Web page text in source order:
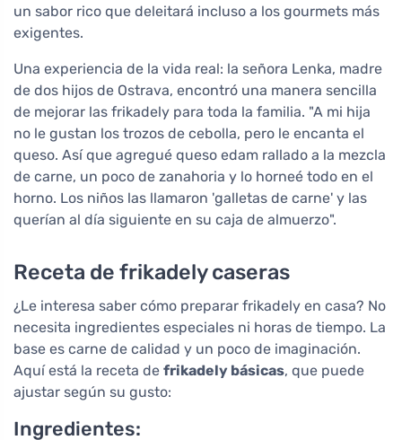
un sabor rico que deleitará incluso a los gourmets más
exigentes.
Una experiencia de la vida real: la señora Lenka, madre
de dos hijos de Ostrava, encontró una manera sencilla
de mejorar las frikadely para toda la familia. "A mi hija
no le gustan los trozos de cebolla, pero le encanta el
queso. Así que agregué queso edam rallado a la mezcla
de carne, un poco de zanahoria y lo horneé todo en el
horno. Los niños las llamaron 'galletas de carne' y las
querían al día siguiente en su caja de almuerzo".
Receta de frikadely caseras
¿Le interesa saber cómo preparar frikadely en casa? No
necesita ingredientes especiales ni horas de tiempo. La
base es carne de calidad y un poco de imaginación.
Aquí está la receta de frikadely básicas, que puede
ajustar según su gusto:
Ingredientes: